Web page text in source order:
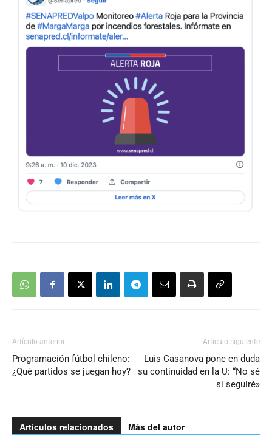
Artículo anterior
Programación fútbol chileno:
¿Qué partidos se juegan hoy?
Artículo siguiente
Luis Casanova pone en duda
su continuidad en la U: “No sé
si seguiré»
Artículos relacionados Más del autor